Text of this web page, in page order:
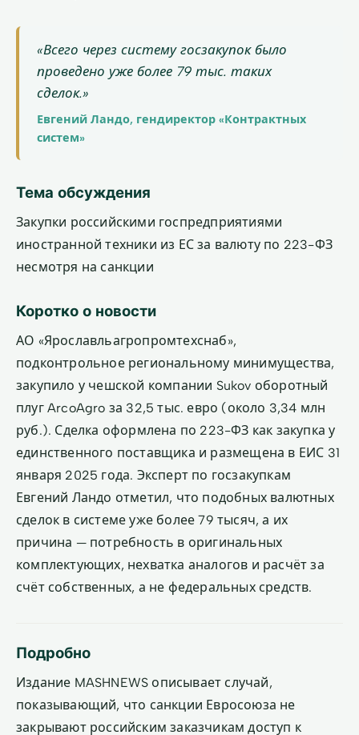
«Всего через систему госзакупок было
проведено уже более 79 тыс. таких
сделок.»
Евгений Ландо, гендиректор «Контрактных
систем»
Тема обсуждения
Закупки российскими госпредприятиями
иностранной техники из ЕС за валюту по 223-ФЗ
несмотря на санкции
Коротко о новости
АО «Ярославльагропромтехснаб»,
подконтрольное региональному минимущества,
закупило у чешской компании Sukov оборотный
плуг ArcoAgro за 32,5 тыс. евро (около 3,34 млн
руб.). Сделка оформлена по 223-ФЗ как закупка у
единственного поставщика и размещена в ЕИС 31
января 2025 года. Эксперт по госзакупкам
Евгений Ландо отметил, что подобных валютных
сделок в системе уже более 79 тысяч, а их
причина — потребность в оригинальных
комплектующих, нехватка аналогов и расчёт за
счёт собственных, а не федеральных средств.
Подробно
Издание MASHNEWS описывает случай,
показывающий, что санкции Евросоюза не
закрывают российским заказчикам доступ к